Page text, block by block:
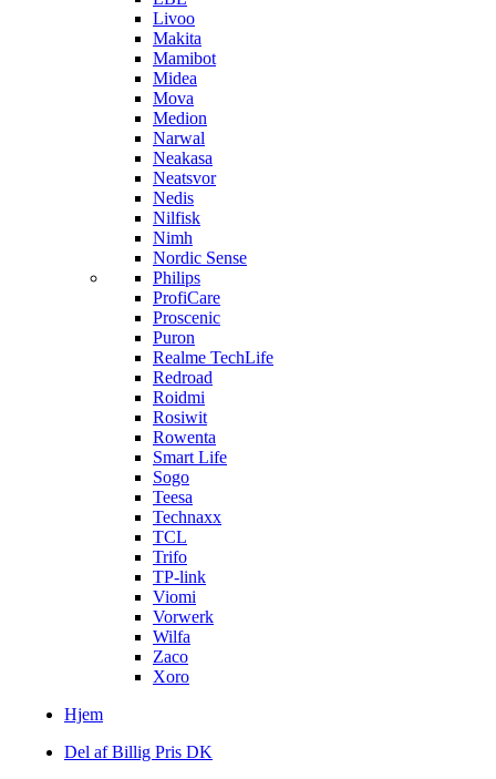
Livoo
Makita
Mamibot
Midea
Mova
Medion
Narwal
Neakasa
Neatsvor
Nedis
Nilfisk
Nimh
Nordic Sense
Philips
ProfiCare
Proscenic
Puron
Realme TechLife
Redroad
Roidmi
Rosiwit
Rowenta
Smart Life
Sogo
Teesa
Technaxx
TCL
Trifo
TP-link
Viomi
Vorwerk
Wilfa
Zaco
Xoro
Hjem
Del af Billig Pris DK